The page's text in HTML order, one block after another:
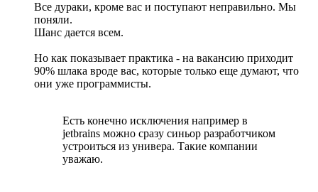
Все дураки, кроме вас и поступают неправильно. Мы
поняли.
Шанс дается всем.
Но как показывает практика - на вакансию приходит
90% шлака вроде вас, которые только еще думают, что
они уже программисты.
Есть конечно исключения например в
jetbrains можно сразу синьор разработчиком
устроиться из универа. Такие компании
уважаю.